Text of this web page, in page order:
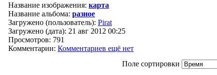
Название изображения: карта
Название альбома: разное
Загружено (пользователь): Pirat
Загружено (дата): 21 авг 2012 00:25
Просмотров: 791
Комментарии: Комментариев ещё нет
Поле сортировки